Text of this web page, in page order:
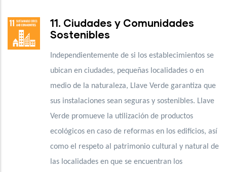
11. Ciudades y Comunidades
Sostenibles
Independientemente de si los establecimientos se
ubican en ciudades, pequeñas localidades o en
medio de la naturaleza, Llave Verde garantiza que
sus instalaciones sean seguras y sostenibles. Llave
Verde promueve la utilización de productos
ecológicos en caso de reformas en los edificios, así
como el respeto al patrimonio cultural y natural de
las localidades en que se encuentran los